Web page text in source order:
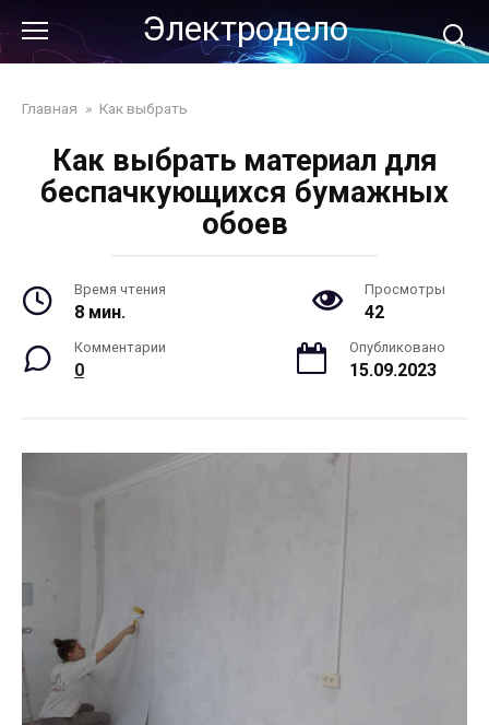
к
контенту
Электродело
Главная » Как выбрать
Как выбрать материал для
беспачкующихся бумажных
обоев
Время чтения
8 мин.
Просмотры
42
Комментарии
0
Опубликовано
15.09.2023